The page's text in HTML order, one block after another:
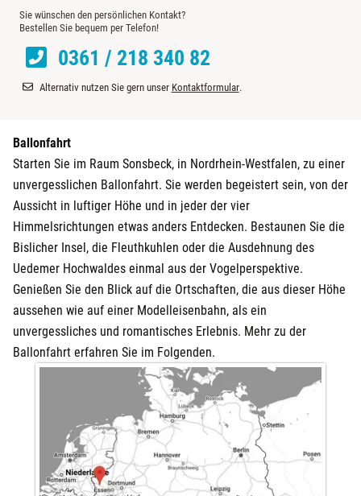
Sie wünschen den persönlichen Kontakt?
Bestellen Sie bequem per Telefon!
0361 / 218 340 82
Alternativ nutzen Sie gern unser Kontaktformular.
Ballonfahrt
Starten Sie im Raum Sonsbeck, in Nordrhein-Westfalen, zu einer
unvergesslichen Ballonfahrt. Sie werden begeistert sein, von der
Aussicht in luftiger Höhe und in jeder der vier
Himmelsrichtungen etwas anders Entdecken. Bestaunen Sie die
Bislicher Insel, die Fleuthkuhlen oder die Ausdehnung des
Uedemer Hochwaldes einmal aus der Vogelperspektive.
Genießen Sie den Blick auf die Ortschaften, die aus dieser Höhe
aussehen wie auf einer Modelleisenbahn, als ein
unvergessliches und romantisches Erlebnis. Mehr zu der
Ballonfahrt erfahren Sie im Folgenden.
Coburg
Cottbus
Darmstadt
Dietzenbach
Dingolfing
Dorsten
Dortmund
Düsseldorf